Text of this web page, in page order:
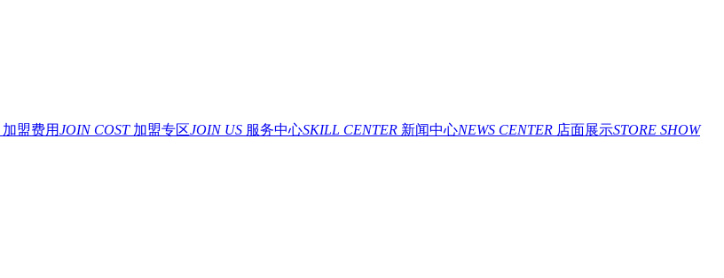
加盟费用JOIN COST 加盟专区JOIN US 服务中心SKILL CENTER 新闻中心NEWS CENTER 店面展示STORE SHOW